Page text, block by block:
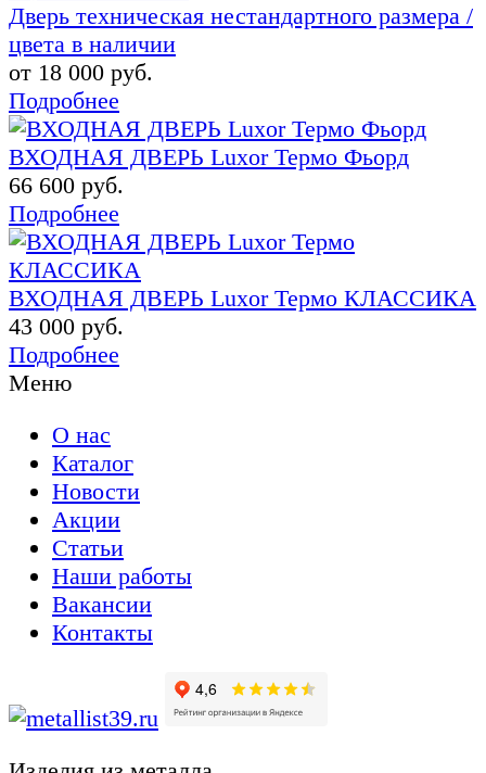
Дверь техническая нестандартного размера /
цвета в наличии
от 18 000 руб.
Подробнее
ВХОДНАЯ ДВЕРЬ Luxor Термо Фьорд
66 600 руб.
Подробнее
ВХОДНАЯ ДВЕРЬ Luxor Термо КЛАССИКА
43 000 руб.
Подробнее
Меню
О нас
Каталог
Новости
Акции
Статьи
Наши работы
Вакансии
Контакты